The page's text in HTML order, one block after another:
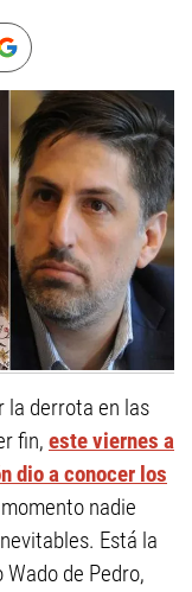
la derrota en las
fin, este viernes a
dio a conocer los
nadie
Está la
de Pedro,